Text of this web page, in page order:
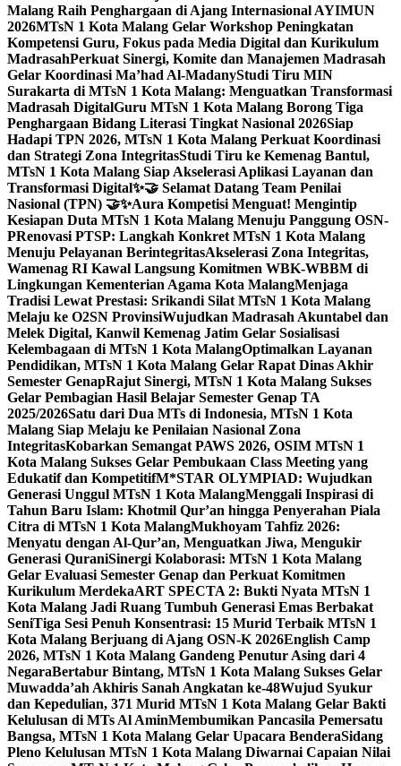
Malang Raih Penghargaan di Ajang Internasional AYIMUN
2026MTsN 1 Kota Malang Gelar Workshop Peningkatan
Kompetensi Guru, Fokus pada Media Digital dan Kurikulum
MadrasahPerkuat Sinergi, Komite dan Manajemen Madrasah
Gelar Koordinasi Ma’had Al-MadanyStudi Tiru MIN
Surakarta di MTsN 1 Kota Malang: Menguatkan Transformasi
Madrasah DigitalGuru MTsN 1 Kota Malang Borong Tiga
Penghargaan Bidang Literasi Tingkat Nasional 2026Siap
Hadapi TPN 2026, MTsN 1 Kota Malang Perkuat Koordinasi
dan Strategi Zona IntegritasStudi Tiru ke Kemenag Bantul,
MTsN 1 Kota Malang Siap Akselerasi Aplikasi Layanan dan
Transformasi Digital✨🤝 Selamat Datang Team Penilai
Nasional (TPN) 🤝✨Aura Kompetisi Menguat! Mengintip
Kesiapan Duta MTsN 1 Kota Malang Menuju Panggung OSN-
PRenovasi PTSP: Langkah Konkret MTsN 1 Kota Malang
Menuju Pelayanan BerintegritasAkselerasi Zona Integritas,
Wamenag RI Kawal Langsung Komitmen WBK-WBBM di
Lingkungan Kementerian Agama Kota MalangMenjaga
Tradisi Lewat Prestasi: Srikandi Silat MTsN 1 Kota Malang
Melaju ke O2SN ProvinsiWujudkan Madrasah Akuntabel dan
Melek Digital, Kanwil Kemenag Jatim Gelar Sosialisasi
Kelembagaan di MTsN 1 Kota MalangOptimalkan Layanan
Pendidikan, MTsN 1 Kota Malang Gelar Rapat Dinas Akhir
Semester GenapRajut Sinergi, MTsN 1 Kota Malang Sukses
Gelar Pembagian Hasil Belajar Semester Genap TA
2025/2026Satu dari Dua MTs di Indonesia, MTsN 1 Kota
Malang Siap Melaju ke Penilaian Nasional Zona
IntegritasKobarkan Semangat PAWS 2026, OSIM MTsN 1
Kota Malang Sukses Gelar Pembukaan Class Meeting yang
Edukatif dan KompetitifM*STAR OLYMPIAD: Wujudkan
Generasi Unggul MTsN 1 Kota MalangMenggali Inspirasi di
Tahun Baru Islam: Khotmil Qur’an hingga Penyerahan Piala
Citra di MTsN 1 Kota MalangMukhoyam Tahfiz 2026:
Menyatu dengan Al-Qur’an, Menguatkan Jiwa, Mengukir
Generasi QuraniSinergi Kolaborasi: MTsN 1 Kota Malang
Gelar Evaluasi Semester Genap dan Perkuat Komitmen
Kurikulum MerdekaART SPECTA 2: Bukti Nyata MTsN 1
Kota Malang Jadi Ruang Tumbuh Generasi Emas Berbakat
SeniTiga Sesi Penuh Konsentrasi: 15 Murid Terbaik MTsN 1
Kota Malang Berjuang di Ajang OSN-K 2026English Camp
2026, MTsN 1 Kota Malang Gandeng Penutur Asing dari 4
NegaraBertabur Bintang, MTsN 1 Kota Malang Sukses Gelar
Muwadda’ah Akhiris Sanah Angkatan ke-48Wujud Syukur
dan Kepedulian, 371 Murid MTsN 1 Kota Malang Gelar Bakti
Kelulusan di MTs Al AminMembumikan Pancasila Pemersatu
Bangsa, MTsN 1 Kota Malang Gelar Upacara BenderaSidang
Pleno Kelulusan MTsN 1 Kota Malang Diwarnai Capaian Nilai